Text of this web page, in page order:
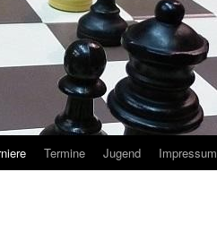
Termine Jugend Impressum